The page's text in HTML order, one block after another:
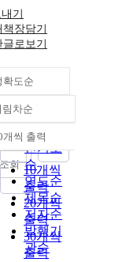
기
책장담기
글로보기
확도순
정확도
순
인기도
순
연도순
제목순
저자순
발행기
관순
림차순
내림차순
개씩 출력
10개씩
출력
20개씩
출력
30개씩
출력
조회